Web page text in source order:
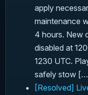
apply
maintenance
4 hours. New
disabled at
1230 UTC.
safely stow
[Resolved]